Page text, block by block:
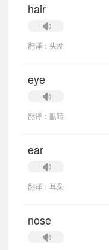
hair
翻译：头发
eye
翻译：眼睛
ear
翻译：耳朵
nose